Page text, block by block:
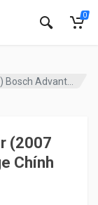
0
(2007
Chính